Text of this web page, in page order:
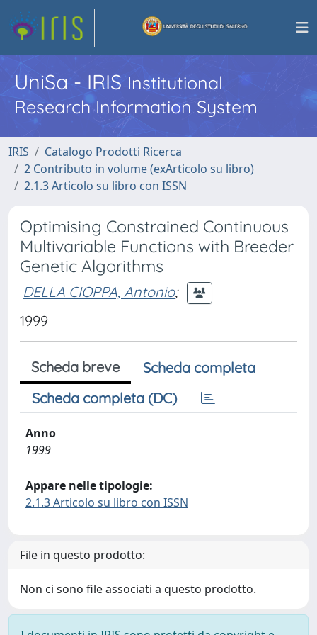
UniSa - IRISInstitutional
Research Information System
IRIS
Catalogo Prodotti Ricerca
2 Contributo in volume (exArticolo su libro)
2.1.3 Articolo su libro con ISSN
Optimising Constrained Continuous
Multivariable Functions with Breeder
Genetic Algorithms
DELLA CIOPPA, Antonio;
1999
Scheda breve
Scheda completa
Scheda completa (DC)
Anno
1999
Appare nelle tipologie:
2.1.3 Articolo su libro con ISSN
File in questo prodotto:
Non ci sono file associati a questo prodotto.